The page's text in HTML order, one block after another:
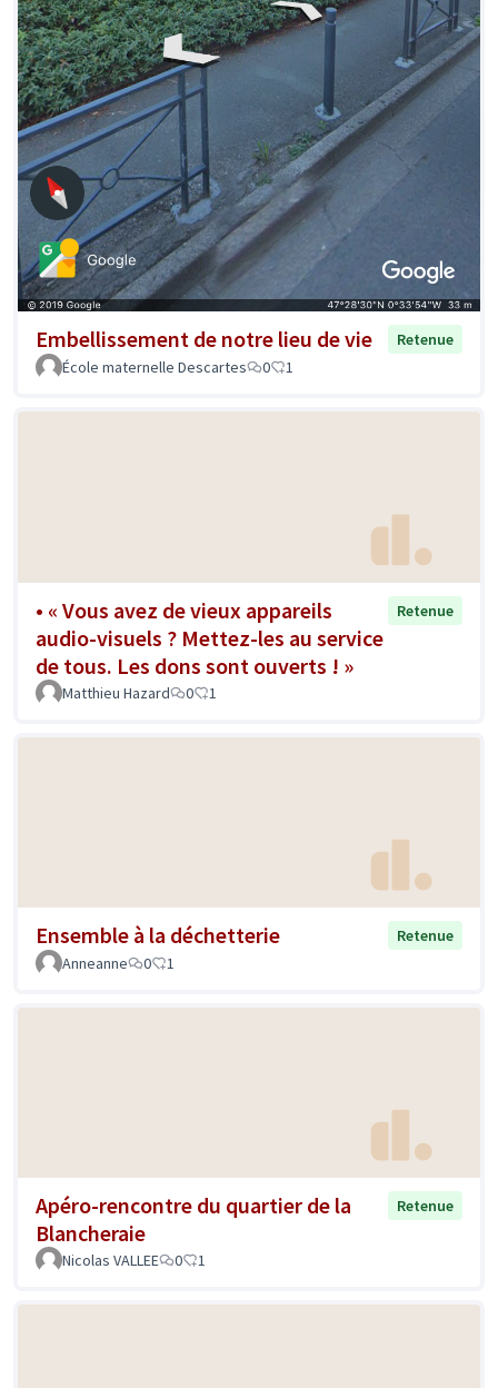
Embellissement de notre lieu de vie
Retenue
École maternelle Descartes
0 1
• « Vous avez de vieux appareils
audio-visuels ? Mettez-les au service
de tous. Les dons sont ouverts ! »
Retenue
Matthieu Hazard 0 1
Ensemble à la déchetterie
Retenue
Anneanne
0 1
Apéro-rencontre du quartier de la
Blancheraie
Retenue
Nicolas VALLEE 0 1